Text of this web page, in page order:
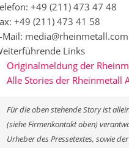
+49 (211) 473 47 48
+49 (211) 473 41 58
Mail: media@rheinmetall.com
Links
Originalmeldung der
Alle Stories der Rheinmetall
Für die oben stehende Story ist
(siehe Firmenkontakt oben)
Urheber des Pressetextes, sowie